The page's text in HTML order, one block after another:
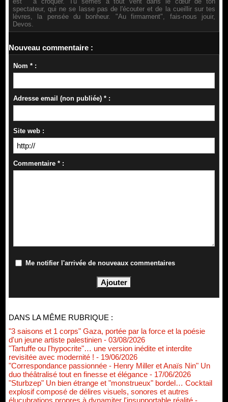
spectateur, qui ne se lasse pas de l'écouter et de la cueillir sur tes
lèvres, la pensée du bonheur. "Au firmament", fais-nous jouir,
Devos.
Nouveau commentaire :
Nom * :
Adresse email (non publiée) * :
Site web :
Commentaire * :
Me notifier l'arrivée de nouveaux commentaires
DANS LA MÊME RUBRIQUE :
"3 saisons et 1 corps" Gaza, portée par la force et la poésie
d'un jeune artiste palestinien - 03/08/2026
"Tartuffe ou l'hypocrite"… une version inédite et interdite
revisitée avec modernité ! - 19/06/2026
"Correspondance passionnée - Henry Miller et Anaïs Nin" Un
duo théâtralisé tout en finesse et élégance - 17/06/2026
"Sturbzep" Un bien étrange et "monstrueux" bordel… Cocktail
explosif composé de délires visuels, sonores et autres
élucubrations propres à dynamiter l'insupportable réalité -